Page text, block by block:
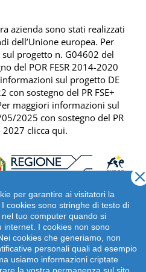
per garantire ai visitatori la
cookies sono stringhe di testo di
tuo computer quando si
internet. I cookies non sono
cookies che generiamo, non
personali quali ad esempio
usiamo informazioni criptate
azienda sono stati realizzati
dell’Unione europea. Per
progetto n. G04602 del
del POR FESR 2014-2020
sul progetto DE
con sostegno del PR FSE+
maggiori informazioni sul
2025 con sostegno del PR
2027 clicca qui.